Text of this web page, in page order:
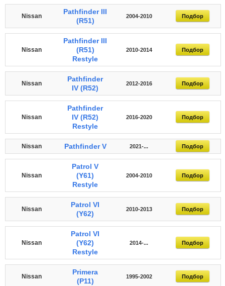
Nissan
Pathfinder III
(R51)
2004-2010 Подбор
Nissan
Pathfinder III
(R51)
Restyle
2010-2014 Подбор
Nissan
Pathfinder
IV (R52)
2012-2016 Подбор
Nissan
Pathfinder
IV (R52)
Restyle
2016-2020 Подбор
Nissan Pathfinder V 2021-... Подбор
Nissan
Patrol V
(Y61)
Restyle
2004-2010 Подбор
Nissan
Patrol VI
(Y62)
2010-2013 Подбор
Nissan
Patrol VI
(Y62)
Restyle
2014-... Подбор
Nissan
Primera
(P11)
1995-2002 Подбор